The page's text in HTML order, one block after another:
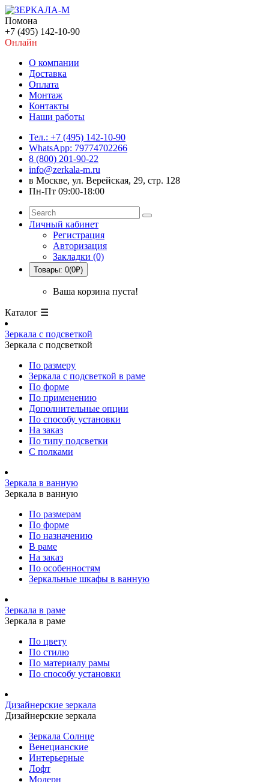
Помона
+7 (495) 142-10-90
Онлайн
О компании
Доставка
Оплата
Монтаж
Контакты
Наши работы
Тел.: +7 (495) 142-10-90
WhatsApp: 79774702266
8 (800) 201-90-22
info@zerkala-m.ru
в Москве, ул. Верейская, 29, стр. 128
Пн-Пт 09:00-18:00
Личный кабинет
Регистрация
Авторизация
Закладки (0)
Товары: 0(0₽)
Ваша корзина пуста!
Каталог ☰
Зеркала с подсветкой
Зеркала с подсветкой
По размеру
Зеркала с подсветкой в раме
По форме
По применению
Дополнительные опции
По способу установки
На заказ
По типу подсветки
С полками
Зеркала в ванную
Зеркала в ванную
По размерам
По форме
По назначению
В раме
На заказ
По особенностям
Зеркальные шкафы в ванную
Зеркала в раме
Зеркала в раме
По цвету
По стилю
По материалу рамы
По способу установки
Дизайнерские зеркала
Дизайнерские зеркала
Зеркала Солнце
Венецианские
Интерьерные
Лофт
Модерн